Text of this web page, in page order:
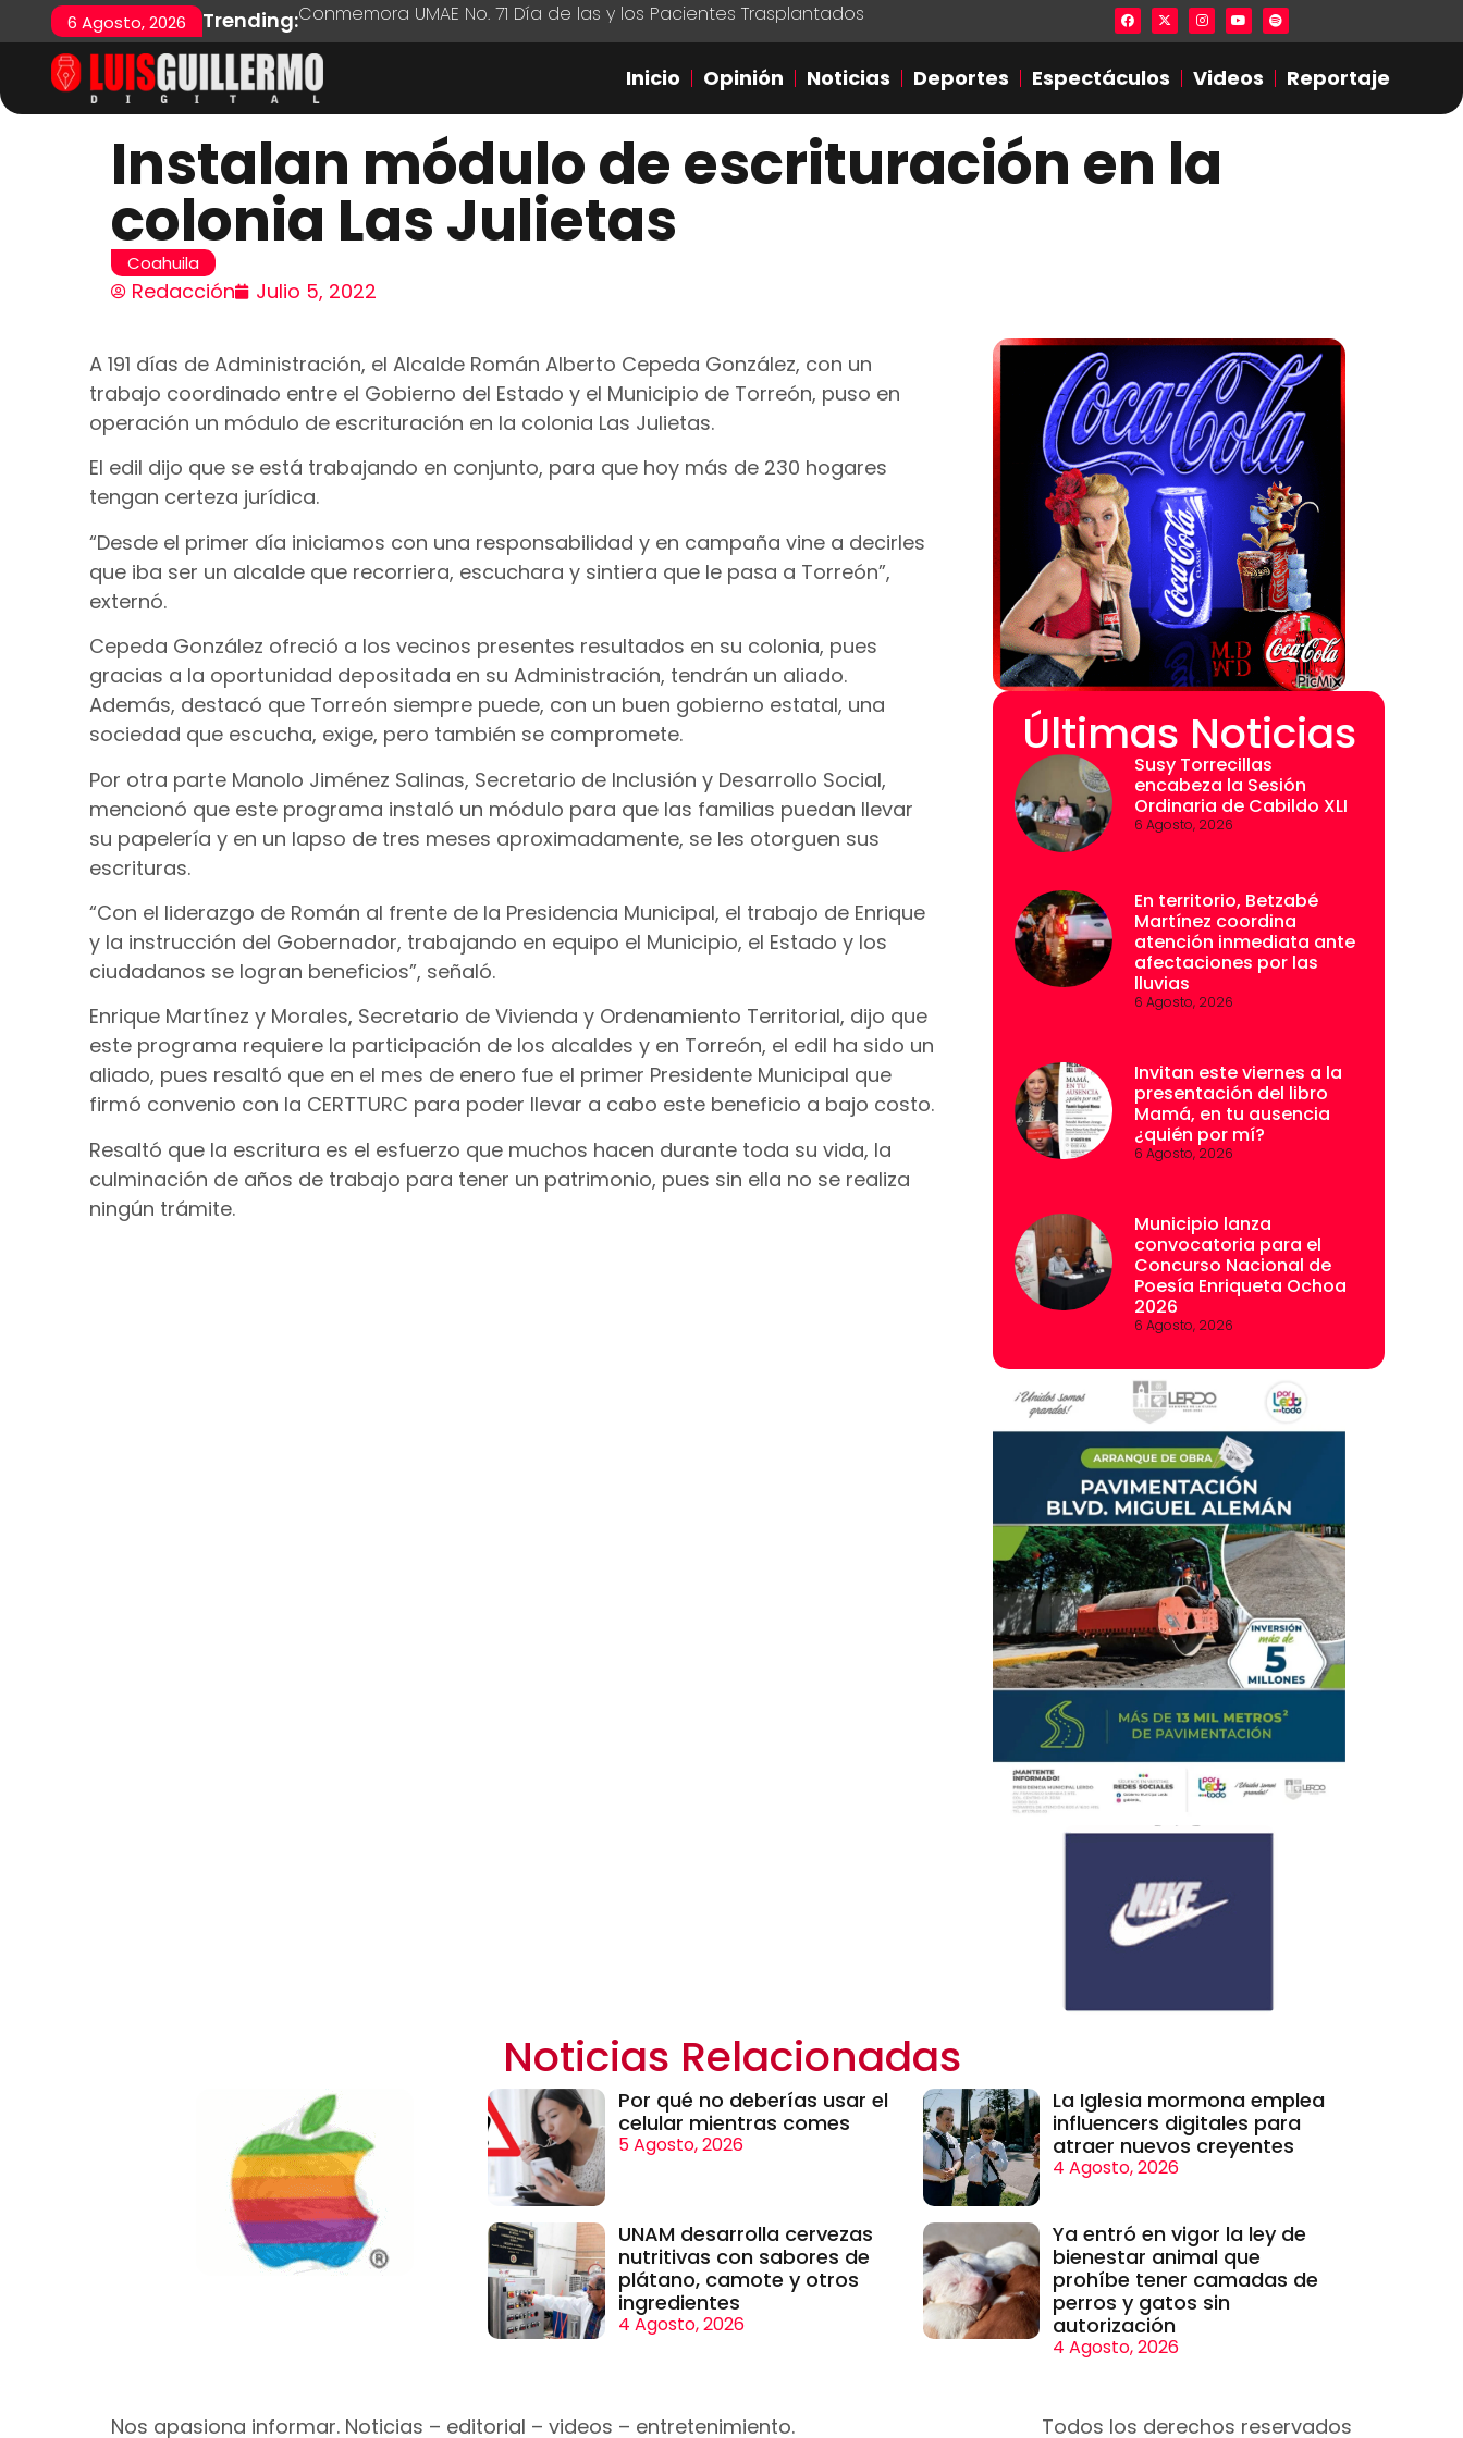
6 Agosto, 2026 Trending:Conmemora UMAE No. 71 Día de las y los Pacientes Trasplantados Lista en excel expone presuntas
Inicio Opinión Noticias Deportes Espectáculos Videos Reportaje
Instalan módulo de escrituración en la
colonia Las Julietas
Coahuila
Redacción Julio 5, 2022
A 191 días de Administración, el Alcalde Román Alberto Cepeda González, con un
trabajo coordinado entre el Gobierno del Estado y el Municipio de Torreón, puso en
operación un módulo de escrituración en la colonia Las Julietas.
El edil dijo que se está trabajando en conjunto, para que hoy más de 230 hogares
tengan certeza jurídica.
“Desde el primer día iniciamos con una responsabilidad y en campaña vine a decirles
que iba ser un alcalde que recorriera, escuchara y sintiera que le pasa a Torreón”,
externó.
Cepeda González ofreció a los vecinos presentes resultados en su colonia, pues
gracias a la oportunidad depositada en su Administración, tendrán un aliado.
Además, destacó que Torreón siempre puede, con un buen gobierno estatal, una
sociedad que escucha, exige, pero también se compromete.
Por otra parte Manolo Jiménez Salinas, Secretario de Inclusión y Desarrollo Social,
mencionó que este programa instaló un módulo para que las familias puedan llevar
su papelería y en un lapso de tres meses aproximadamente, se les otorguen sus
escrituras.
“Con el liderazgo de Román al frente de la Presidencia Municipal, el trabajo de Enrique
y la instrucción del Gobernador, trabajando en equipo el Municipio, el Estado y los
ciudadanos se logran beneficios”, señaló.
Enrique Martínez y Morales, Secretario de Vivienda y Ordenamiento Territorial, dijo que
este programa requiere la participación de los alcaldes y en Torreón, el edil ha sido un
aliado, pues resaltó que en el mes de enero fue el primer Presidente Municipal que
firmó convenio con la CERTTURC para poder llevar a cabo este beneficio a bajo costo.
Resaltó que la escritura es el esfuerzo que muchos hacen durante toda su vida, la
culminación de años de trabajo para tener un patrimonio, pues sin ella no se realiza
ningún trámite.
Últimas Noticias
Susy Torrecillas
encabeza la Sesión
Ordinaria de Cabildo XLI
6 Agosto, 2026
En territorio, Betzabé
Martínez coordina
atención inmediata ante
afectaciones por las
lluvias
6 Agosto, 2026
Invitan este viernes a la
presentación del libro
Mamá, en tu ausencia
¿quién por mí?
6 Agosto, 2026
Municipio lanza
convocatoria para el
Concurso Nacional de
Poesía Enriqueta Ochoa
2026
6 Agosto, 2026
Noticias Relacionadas
Por qué no deberías usar el
celular mientras comes
5 Agosto, 2026
La Iglesia mormona emplea
influencers digitales para
atraer nuevos creyentes
4 Agosto, 2026
UNAM desarrolla cervezas
nutritivas con sabores de
plátano, camote y otros
ingredientes
4 Agosto, 2026
Ya entró en vigor la ley de
bienestar animal que
prohíbe tener camadas de
perros y gatos sin
autorización
4 Agosto, 2026
Nos apasiona informar. Noticias – editorial – videos – entretenimiento. Todos los derechos reservados